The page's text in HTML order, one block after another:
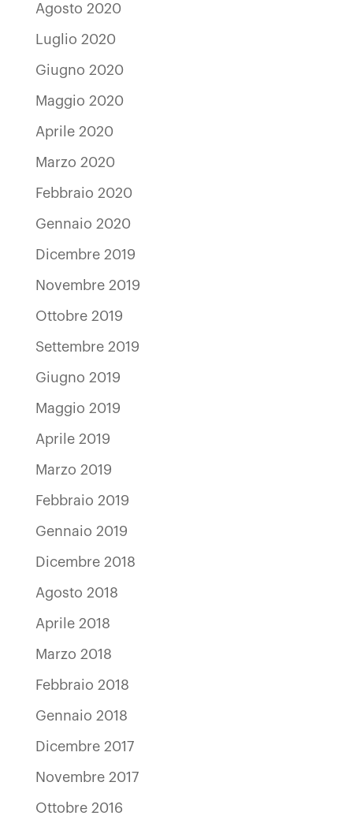
Agosto 2020
Luglio 2020
Giugno 2020
Maggio 2020
Aprile 2020
Marzo 2020
Febbraio 2020
Gennaio 2020
Dicembre 2019
Novembre 2019
Ottobre 2019
Settembre 2019
Giugno 2019
Maggio 2019
Aprile 2019
Marzo 2019
Febbraio 2019
Gennaio 2019
Dicembre 2018
Agosto 2018
Aprile 2018
Marzo 2018
Febbraio 2018
Gennaio 2018
Dicembre 2017
Novembre 2017
Ottobre 2016